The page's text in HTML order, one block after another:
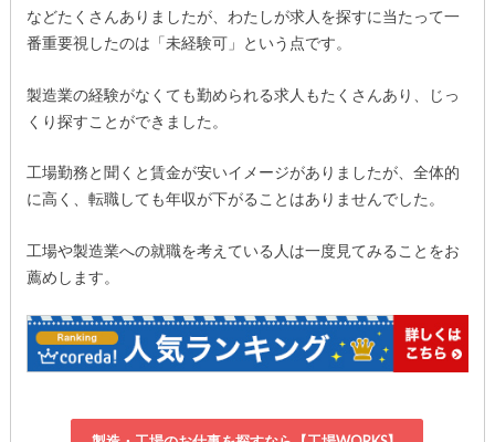
などたくさんありましたが、わたしが求人を探すに当たって一
番重要視したのは「未経験可」という点です。
製造業の経験がなくても勤められる求人もたくさんあり、じっ
くり探すことができました。
工場勤務と聞くと賃金が安いイメージがありましたが、全体的
に高く、転職しても年収が下がることはありませんでした。
工場や製造業への就職を考えている人は一度見てみることをお
薦めします。